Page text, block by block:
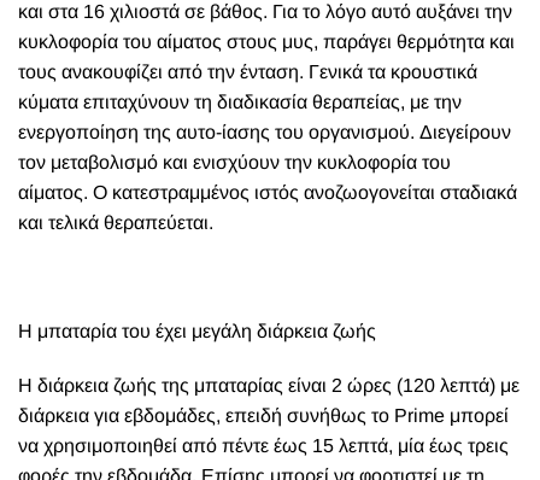
και στα 16 χιλιοστά σε βάθος. Για το λόγο αυτό αυξάνει την
κυκλοφορία του αίματος στους μυς, παράγει θερμότητα και
τους ανακουφίζει από την ένταση. Γενικά τα κρουστικά
κύματα επιταχύνουν τη διαδικασία θεραπείας, με την
ενεργοποίηση της αυτο-ίασης του οργανισμού. Διεγείρουν
τον μεταβολισμό και ενισχύουν την κυκλοφορία του
αίματος. Ο κατεστραμμένος ιστός ανοζωογονείται σταδιακά
και τελικά θεραπεύεται.
Η μπαταρία του έχει μεγάλη διάρκεια ζωής
Η διάρκεια ζωής της μπαταρίας είναι 2 ώρες (120 λεπτά) με
διάρκεια για εβδομάδες, επειδή συνήθως το Prime μπορεί
να χρησιμοποιηθεί από πέντε έως 15 λεπτά, μία έως τρεις
φορές την εβδομάδα. Επίσης μπορεί να φορτιστεί με τη